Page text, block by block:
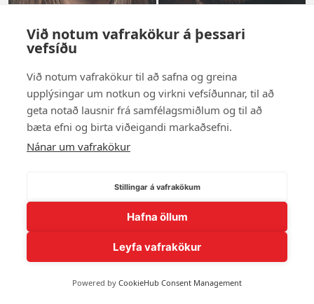
Anna Sigríður Guðmundsdóttir
Guðrún Hrafnkelsdóttir
Sigurður Guðjónsson
Svandís Þorsteinsdóttir
Þórdís Lúðvíksdóttir
Sýna fleiri andlit
© 2026 Andlit Bæjarins -Wordpress Vefhönnun
Við notum vafrakökur á þessari
vefsíðu
Við notum vafrakökur til að safna og greina
upplýsingar um notkun og virkni vefsíðunnar, til að
geta notað lausnir frá samfélagsmiðlum og til að
bæta efni og birta viðeigandi markaðsefni.
Nánar um vafrakökur
Stillingar á vafrakökum
Hafna öllum
Leyfa vafrakökur
Powered by CookieHub Consent Management